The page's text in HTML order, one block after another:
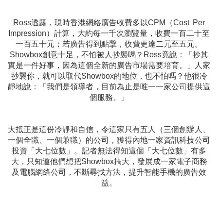
Ross透露，現時香港網絡廣告收費多以CPM（Cost Per
Impression）計算，大約每一千次瀏覽量，收費一百二十至
一百五十元；若廣告得到點擊，收費更達二元至五元。
Showbox創意十足，不怕被人抄襲嗎？Ross竟說：「抄其
實是一件好事，因為這個全新的廣告市場需要培育。」人家
抄襲你，就可以取代Showbox的地位，也不怕嗎？他很冷
靜地說：「我們是領導者，目前為止是唯一一家公司提供這
個服務。」
大抵正是這份冷靜和自信，令這家只有五人（三個創辦人、
一個全職、一個兼職）的公司，獲得內地一家資訊科技公司
投資「大七位數」。記者無法得知這個「大七位數」有多
大，只知道他們想把Showbox搞大，發展成一家電子商務
及電腦網絡公司，不斷尋找方法，提升智能手機的廣告效
益。